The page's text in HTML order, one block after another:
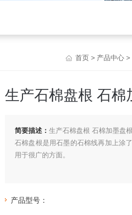
首页 > 产品中心 >
生产石棉盘根 石棉
简要描述： 生产石棉盘根 石棉加墨盘
石棉盘根是用石墨的石棉线再加上涂
用于很广的方面。
产品型号：